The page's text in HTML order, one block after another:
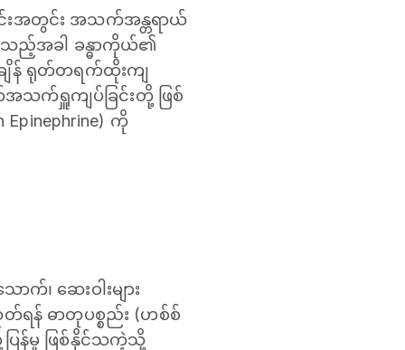
HEALTH is delighted to
announce the...
းအတွင်း အသက်အန္တရာယ်
ည့်အခါ ခန္ဓာကိုယ်၏
ျိန် ရုတ်တရက်ထိုးကျ
အသက်ရှူကျပ်ခြင်းတို့ ဖြစ်
ကို
၊ ဆေးဝါးများ
န် ဓာတုပစ္စည်း (ဟစ်စ်
ပြန်မှု ဖြစ်နိုင်သကဲ့သို့